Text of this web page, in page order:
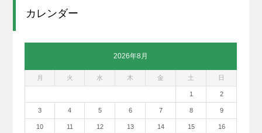
カレンダー
2026年8月
月 火 水 木 金 土 日
1 2
3 4 5 6 7 8 9
10 11 12 13 14 15 16